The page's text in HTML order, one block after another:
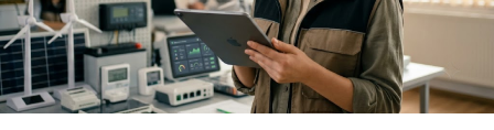
pregătirea locației înainte de eveniment și
preluarea completă a curățeniei ulterioare;
Pentru situații neprevăzute– intervenții de
urgență în cazul inundațiilor sau incendiilor;